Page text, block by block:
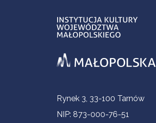
Informacje kontaktowe
Rynek 3, 33-100 Tarnów
NIP: 873-000-76-51